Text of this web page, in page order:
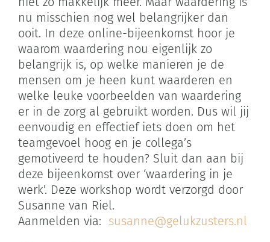
nu misschien nog wel belangrijker dan
ooit. In deze online-bijeenkomst hoor je
waarom waardering nou eigenlijk zo
belangrijk is, op welke manieren je de
mensen om je heen kunt waarderen en
welke leuke voorbeelden van waardering
er in de zorg al gebruikt worden. Dus wil jij
eenvoudig en effectief iets doen om het
teamgevoel hoog en je collega’s
gemotiveerd te houden? Sluit dan aan bij
deze bijeenkomst over ‘waardering in je
werk’. Deze workshop wordt verzorgd door
Susanne van Riel.
Aanmelden via: susanne@gelukzusters.nl